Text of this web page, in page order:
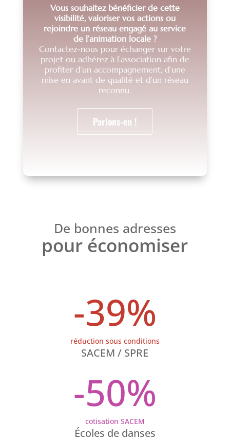
Vous souhaitez bénéficier de cette
visibilité, valoriser vos actions ou
rejoindre un réseau engagé au service
de l’animation locale ?
Contactez-nous pour échanger sur votre
projet ou adhérez à l’association afin de
profiter d’un accompagnement, d’une
mise en avant de qualité et d’un réseau
reconnu.
Parlons-en !
De bonnes adresses
pour économiser
-39%
réduction sous conditions
SACEM / SPRE
-50%
cotisation SACEM
Écoles de danses